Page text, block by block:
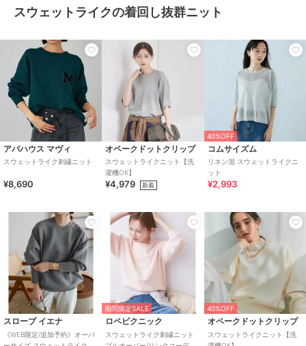
スウェットライクの着回し抜群ニット
アバハウス マヴィ
スウェットライク刺繍ニット
¥8,690
オペークドットクリップ
スウェットライクニット【洗
濯機OK】
¥4,979 新着
40%OFF
コムサイズム
リネン混 スウェットライクニ
ット
¥2,993
スローブ イエナ
《WEB限定/追加予約》オーバ
期間限定SALE
ロペピクニック
スウェットライク刺繍ニット
40%OFF
オペークドットクリップ
スウェットライクニット【洗